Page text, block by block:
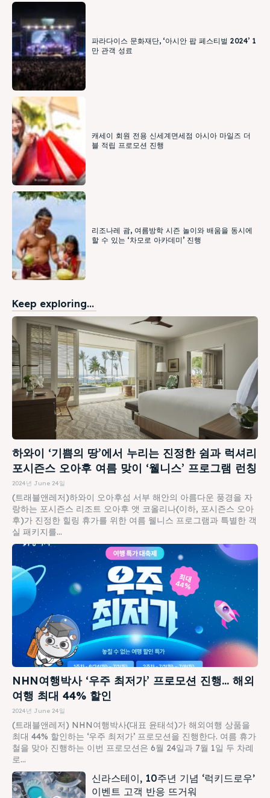
파라다이스 문화재단, ‘아시안 팝 페스티벌 2024’ 1
만 관객 성료
캐세이 회원 전용 신세계면세점 아시아 마일즈 더
블 적립 프로모션 진행
리조나레 괌, 여름방학 시즌 놀이와 배움을 동시에
할 수 있는 ‘차모로 아카데미’ 진행
Keep exploring...
하와이 ‘기쁨의 땅’에서 누리는 진정한 쉼과 럭셔리
포시즌스 오아후 여름 맞이 ‘웰니스’ 프로그램 런칭
2024년 June 24일
(트래블앤레저)하와이 오아후섬 서부 해안의 아름다운 풍경을 자
랑하는 포시즌스 리조트 오아후 앳 코올리나(이하, 포시즌스 오아
후)가 진정한 힐링 휴가를 위한 여름 웰니스 프로그램과 특별한 객
실 패키지를...
NHN여행박사 ‘우주 최저가’ 프로모션 진행… 해외
여행 최대 44% 할인
2024년 June 24일
(트래블앤레저) NHN여행박사(대표 윤태석)가 해외여행 상품을
최대 44% 할인하는 ‘우주 최저가’ 프로모션을 진행한다. 여름 휴가
철을 맞아 진행하는 이번 프로모션은 6월 24일과 7월 1일 두 차례
로...
신라스테이, 10주년 기념 ‘럭키드로우’
이벤트 고객 반응 뜨거워